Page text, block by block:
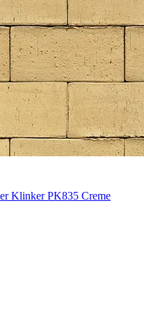
Klinker PK835 Creme